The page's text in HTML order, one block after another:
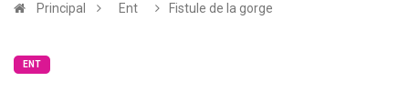
Principal Ent Fistule de la gorge
ENT